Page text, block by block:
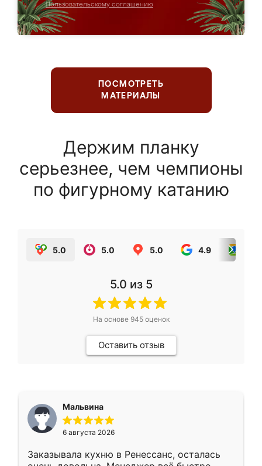
Пользовательскому соглашению
ПОСМОТРЕТЬ
МАТЕРИАЛЫ
Держим планку
серьезнее, чем чемпионы
по фигурному катанию
5.0 5.0 5.0 4.9
5.0 из 5
На основе 945оценок
Оставить отзыв
Мальвина
6 августа 2026
Заказывала кухню в Ренессанс, осталась